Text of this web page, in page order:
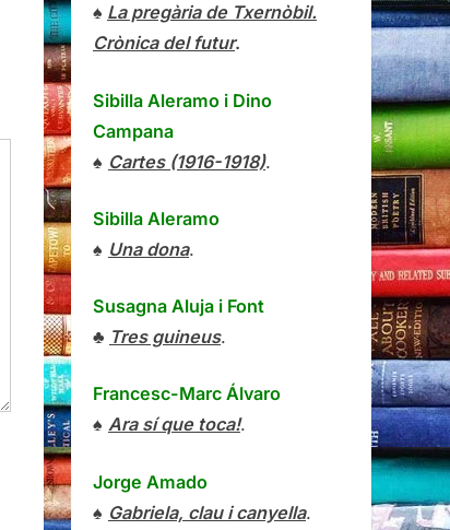
♠ La pregària de Txernòbil.
Crònica del futur.
Sibilla Aleramo i Dino
Campana
♠ Cartes (1916-1918).
Sibilla Aleramo
♠ Una dona.
Susagna Aluja i Font
♣ Tres guineus.
Francesc-Marc Álvaro
♠ Ara sí que toca!.
Jorge Amado
♠ Gabriela, clau i canyella.